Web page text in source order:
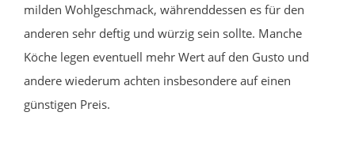
milden Wohlgeschmack, währenddessen es für den
anderen sehr deftig und würzig sein sollte. Manche
Köche legen eventuell mehr Wert auf den Gusto und
andere wiederum achten insbesondere auf einen
günstigen Preis.